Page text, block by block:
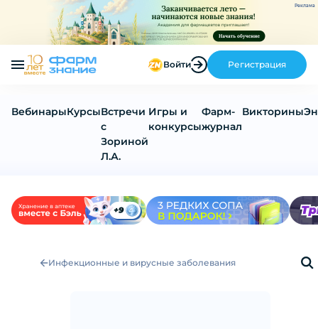
Реклама
Войти Регистрация
ВебинарыКурсыВстречи
с
Зориной
Л.А.
Игры и
конкурсы
Фарм-
журнал
Викторины
Инфекционные и вирусные заболевания